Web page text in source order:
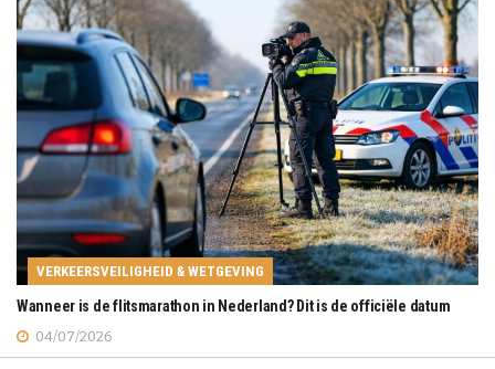
VERKEERSVEILIGHEID & WETGEVING
Wanneer is de flitsmarathon in Nederland? Dit is de officiële datum
04/07/2026